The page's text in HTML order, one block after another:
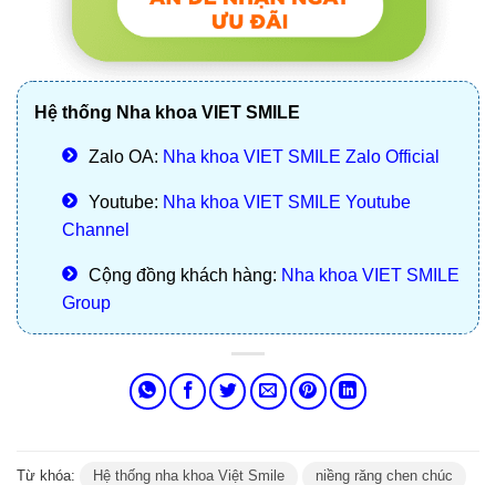
Hệ thống Nha khoa VIET SMILE
Zalo OA: Nha khoa VIET SMILE Zalo Official
Youtube: Nha khoa VIET SMILE Youtube
Channel
Cộng đồng khách hàng: Nha khoa VIET SMILE
Group
Từ khóa: Hệ thống nha khoa Việt Smile niềng răng chen chúc